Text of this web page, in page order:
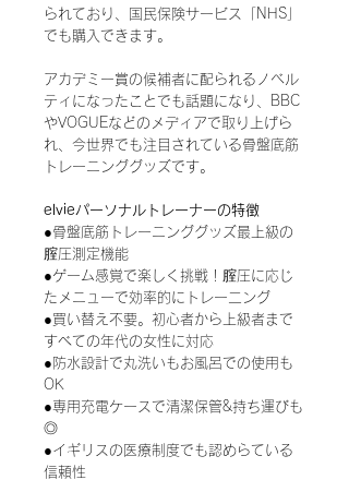
られており、国民保険サービス「NHS」
でも購入できます。
アカデミー賞の候補者に配られるノベル
ティになったことでも話題になり、BBC
やVOGUEなどのメディアで取り上げら
れ、今世界でも注目されている骨盤底筋
トレーニンググッズです。
elvieパーソナルトレーナーの特徴
●骨盤底筋トレーニンググッズ最上級の
腟圧測定機能
●ゲーム感覚で楽しく挑戦！腟圧に応じ
たメニューで効率的にトレー二ング
●買い替え不要。初心者から上級者まで
すべての年代の女性に対応
●防水設計で丸洗いもお風呂での使用も
OK
●専用充電ケースで清潔保管&持ち運びも
◎
●イギリスの医療制度でも認めらている
信頼性